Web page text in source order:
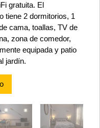
gratuita. El
tiene 2 dormitorios, 1
cama, toallas, TV de
zona de comedor,
equipada y patio
jardín.